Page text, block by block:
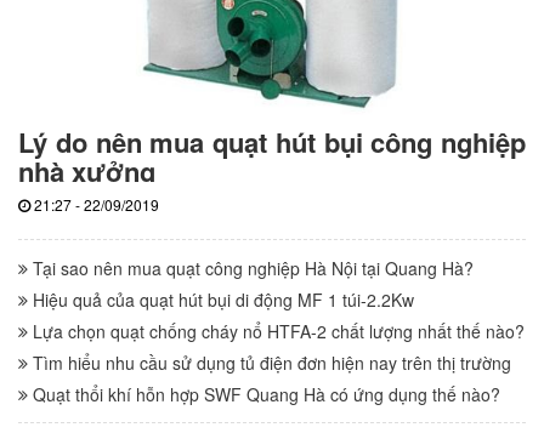
Lý do nên mua quạt hút bụi công nghiệp
nhà xưởng
21:27 - 22/09/2019
Tại sao nên mua quạt công nghiệp Hà Nội tại Quang Hà?
Hiệu quả của quạt hút bụi di động MF 1 túi-2.2Kw
Lựa chọn quạt chống cháy nổ HTFA-2 chất lượng nhất thế nào?
Tìm hiểu nhu cầu sử dụng tủ điện đơn hiện nay trên thị trường
Quạt thổi khí hỗn hợp SWF Quang Hà có ứng dụng thế nào?